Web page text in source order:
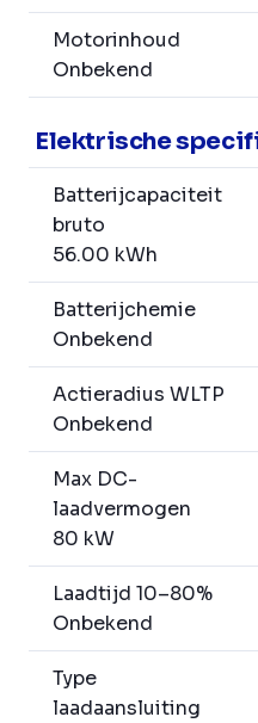
Motorinhoud
Onbekend
Elektrische
Batterijcapaciteit
bruto
56.00 kWh
Batterijchemie
Onbekend
Actieradius WLTP
Onbekend
Max DC-
laadvermogen
80 kW
Laadtijd 10–80%
Onbekend
Type
laadaansluiting